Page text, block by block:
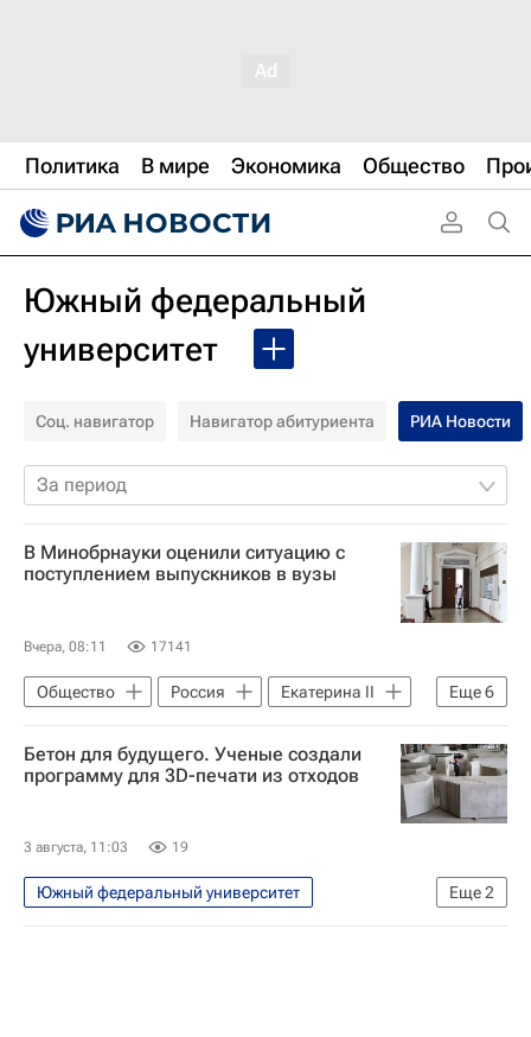
Политика В мире Экономика Общество
Южный федеральный
университет
Соц. навигатор Навигатор абитуриента РИА Новости
За период
В Минобрнауки оценили ситуацию с
поступлением выпускников в вузы
Вчера, 08:11 17141
Еще6
Общество Россия
Екатерина II
Высшая школа экономики (ВШЭ)
Приемная кампания в вузы
Социальный навигатор
СН_Образование
Бетон для будущего. Ученые создали
программу для 3D-печати из отходов
3 августа, 11:03 19
Еще2
Южный федеральный университет
Российские инновации